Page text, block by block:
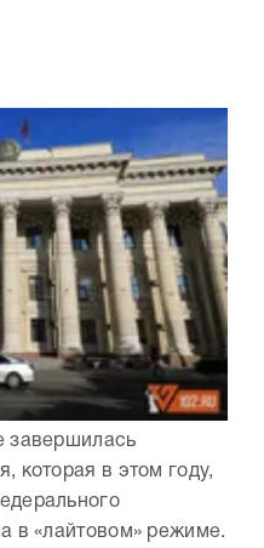
завершилась
которая в этом году,
в «лайтовом» режиме.